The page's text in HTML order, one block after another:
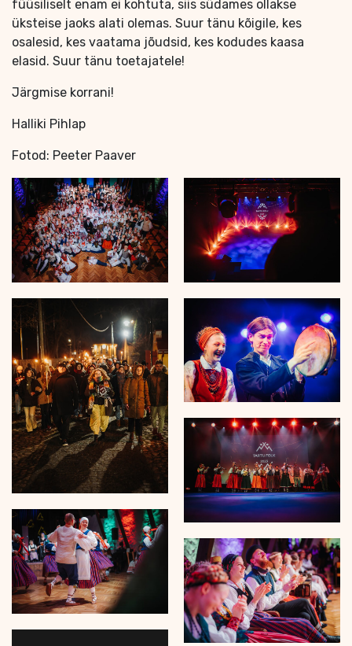
füüsiliselt enam ei kohtuta, siis südames ollakse
üksteise jaoks alati olemas. Suur tänu kõigile, kes
osalesid, kes vaatama jõudsid, kes kodudes kaasa
elasid. Suur tänu toetajatele!
Järgmise korrani!
Halliki Pihlap
Fotod: Peeter Paaver